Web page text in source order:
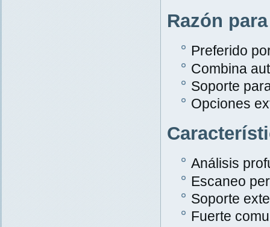
Razón
Preferido
Combina
Soporte
Opciones
Análisis
Escaneo
Soporte
Fuerte